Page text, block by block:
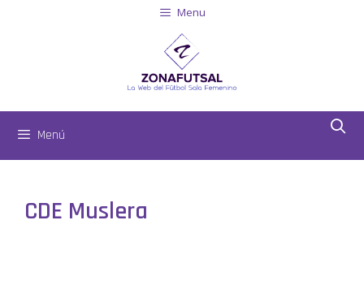
Menu
Menú
CDE Muslera